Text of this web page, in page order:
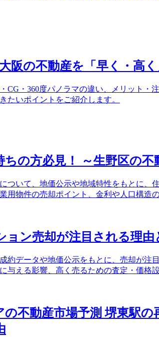
阪の不動産を「早く・高
CG・360度パノラマの違い、メリット
たいポイントをご紹介します。
の方必見！ ～生野区の
ついて、地価公示や地域特性をもとに
用物件の売却ポイント、金利や人口構造
ョン売却が注目される理由
約データや地価公示をもとに、売却が
与える影響、高く売るための査定・価格
の不動産市場予測 堺東駅